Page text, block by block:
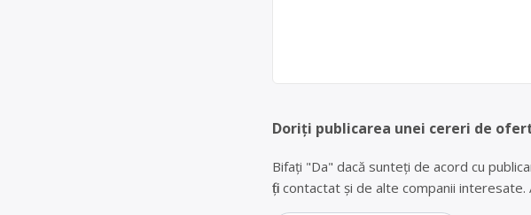
Doriți publicarea unei cereri de
Bifați "Da" dacă sunteți de acord cu
fiți contactat și de alte companii